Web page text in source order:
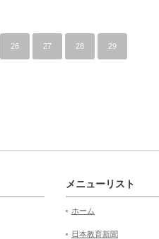
26 27 28 29
メニューリスト
ホーム
日本教育新聞